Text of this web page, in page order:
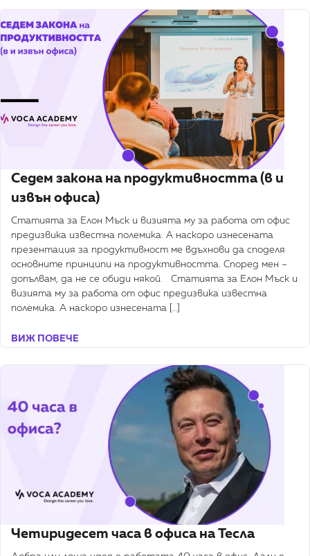
Седем закона на продуктивността (в и
извън офиса)
Статията за Елон Мъск и визията му за работа от офис
предизвика известна полемика. А наскоро изнесената
презентация за продуктивност ме вдъхнови да споделя
основните принципи на продуктивността. Според мен –
допълвам, да не се обиди някой. Статията за Елон Мъск и
визията му за работа от офис предизвика известна
полемика. А наскоро изнесената […]
ВИЖ ПОВЕЧЕ
Четиридесет часа в офиса на Тесла